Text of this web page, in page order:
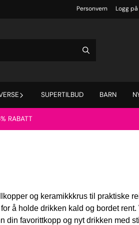
Personvern Logg på
SUPERTILBUD BARN
RABATT
og keramikkkrus til praktiske
å holde drikken kald og bordet
din favorittkopp og nyt drikken med